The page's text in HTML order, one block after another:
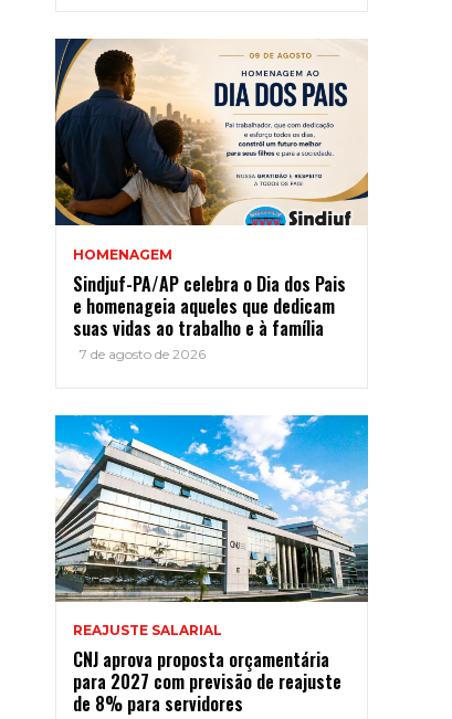
HOMENAGEM
Sindjuf-PA/AP celebra o Dia dos Pais
e homenageia aqueles que dedicam
suas vidas ao trabalho e à família
7 de agosto de 2026
REAJUSTE SALARIAL
CNJ aprova proposta orçamentária
para 2027 com previsão de reajuste
de 8% para servidores